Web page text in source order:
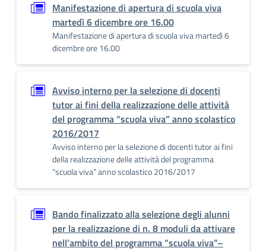
Manifestazione di apertura di scuola viva
martedì 6 dicembre ore 16.00
Manifestazione di apertura di scuola viva martedì 6
dicembre ore 16.00
Avviso interno per la selezione di docenti
tutor ai fini della realizzazione delle attività
del programma “scuola viva” anno scolastico
2016/2017
Avviso interno per la selezione di docenti tutor ai fini
della realizzazione delle attività del programma
“scuola viva” anno scolastico 2016/2017
Bando finalizzato alla selezione degli alunni
per la realizzazione di n. 8 moduli da attivare
nell’ambito del programma “scuola viva”–